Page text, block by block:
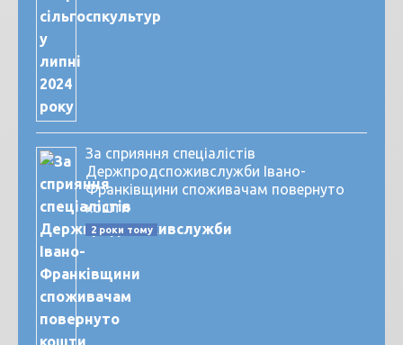
За сприяння спеціалістів
Держпродспоживслужби Івано-
Франківщини споживачам повернуто
кошти
2 роки тому